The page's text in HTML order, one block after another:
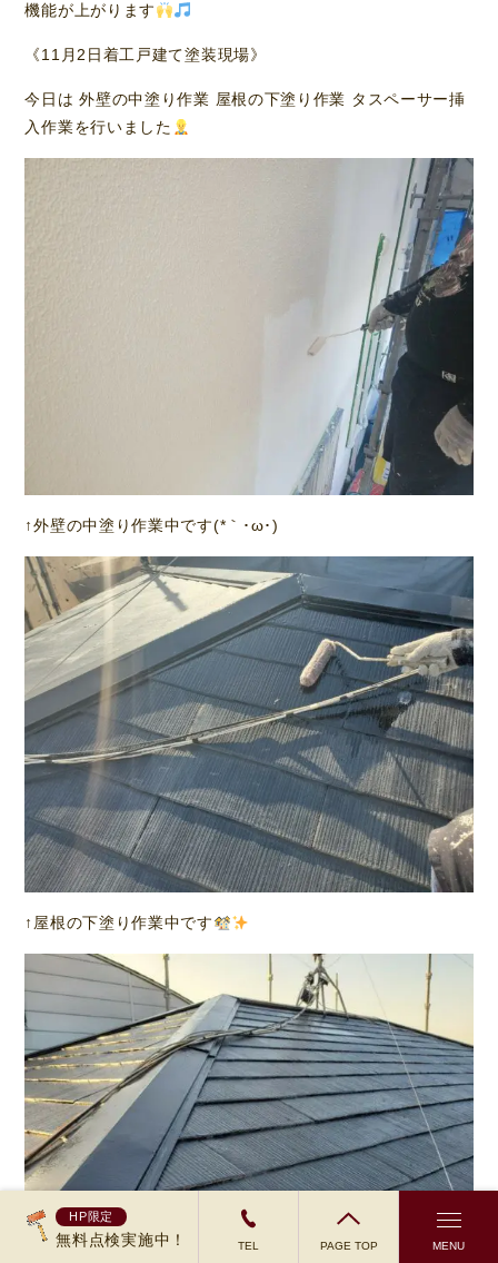
HP限定
無料点検実施中！ TEL PAGE TOP MENU
機能が上がります
《11月2日着工戸建て塗装現場》
今日は 外壁の中塗り作業 屋根の下塗り作業 タスペーサー挿
入作業を行いました
↑外壁の中塗り作業中です(*｀･ω･)ゞ
↑屋根の下塗り作業中です